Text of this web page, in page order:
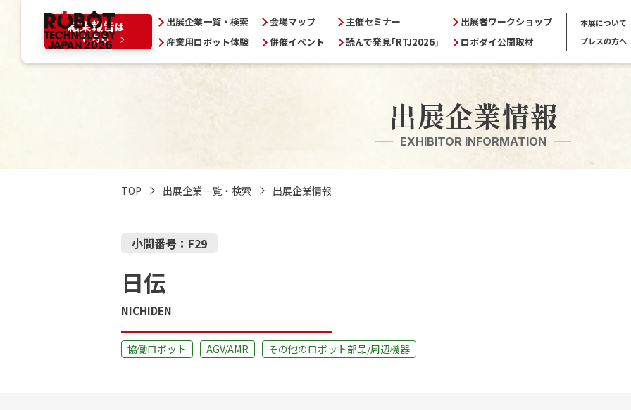
本展について 出展者の方へ
出展対象
前回の実績
出展者インタビュー
会場
プライバシーポリシー
出展企業一覧・検索 会場マップ 主催セミナー
出展者ワークショップ
産業用ロボット体験
併催イベント 読んで発見｢RTJ2026｣ ロボダイ公開取材
本展について
プレスの方へ
出展企業情報
EXHIBITOR INFORMATION
TOP 出展企業一覧・検索 出展企業情報
小間番号：F29
日伝
NICHIDEN
協働ロボット AGV/AMR その他のロボット部品/周辺機器